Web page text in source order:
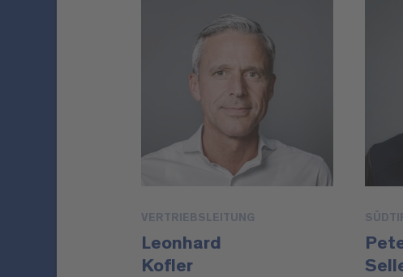
VERTRIEBSLEITUNG
Leonhard
Kofler